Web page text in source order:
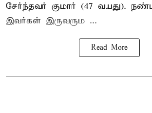
சேர்ந்தவர் குமார் (47 வயது).
இவர்கள் இருவரும ...
Read More